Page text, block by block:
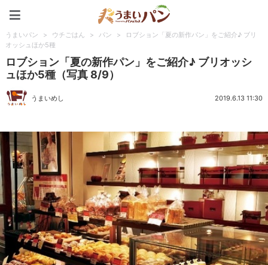
うまいパン > ウチごはん > パン >
ロブション「夏の新作パン」をご紹介♪ ブリ
オッシュほか5種
ロブション「夏の新作パン」をご紹介♪ ブリオッシ
ュほか5種（写真 8/9）
うまいめし 2019.6.13 11:30